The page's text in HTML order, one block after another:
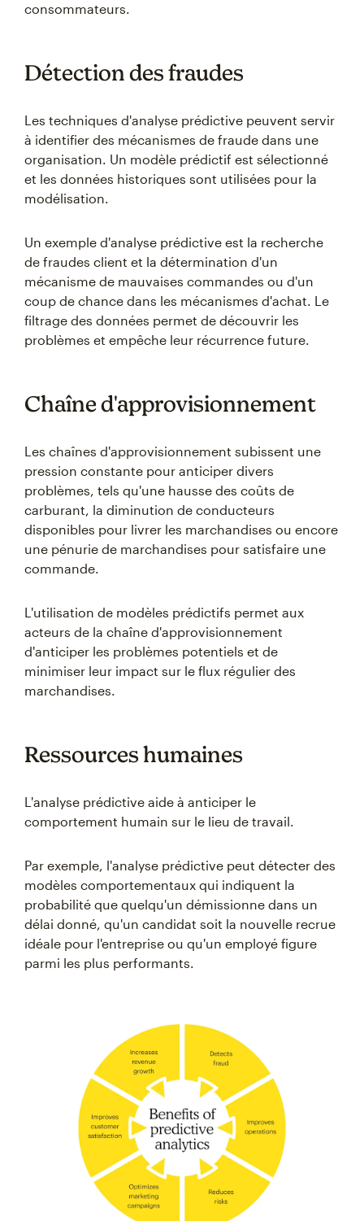
consommateurs.
Détection des fraudes
Les techniques d'analyse prédictive peuvent servir
à identifier des mécanismes de fraude dans une
organisation. Un modèle prédictif est sélectionné
et les données historiques sont utilisées pour la
modélisation.
Un exemple d'analyse prédictive est la recherche
de fraudes client et la détermination d'un
mécanisme de mauvaises commandes ou d'un
coup de chance dans les mécanismes d'achat. Le
filtrage des données permet de découvrir les
problèmes et empêche leur récurrence future.
Chaîne d'approvisionnement
Les chaînes d'approvisionnement subissent une
pression constante pour anticiper divers
problèmes, tels qu'une hausse des coûts de
carburant, la diminution de conducteurs
disponibles pour livrer les marchandises ou encore
une pénurie de marchandises pour satisfaire une
commande.
L'utilisation de modèles prédictifs permet aux
acteurs de la chaîne d'approvisionnement
d'anticiper les problèmes potentiels et de
minimiser leur impact sur le flux régulier des
marchandises.
Ressources humaines
L'analyse prédictive aide à anticiper le
comportement humain sur le lieu de travail.
Par exemple, l'analyse prédictive peut détecter des
modèles comportementaux qui indiquent la
probabilité que quelqu'un démissionne dans un
délai donné, qu'un candidat soit la nouvelle recrue
idéale pour l'entreprise ou qu'un employé figure
parmi les plus performants.